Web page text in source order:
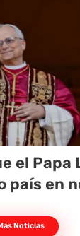
el Papa
país en
Noticias